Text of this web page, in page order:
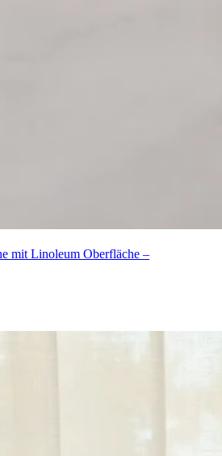
mit Linoleum Oberfläche –